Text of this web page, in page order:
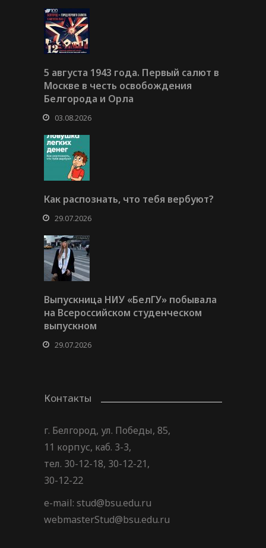
5 августа 1943 года. Первый салют в
Москве в честь освобождения
Белгорода и Орла
03.08.2026
Как распознать, что тебя вербуют?
29.07.2026
Выпускница НИУ «БелГУ» побывала
на Всероссийском студенческом
выпускном
29.07.2026
Контакты
г. Белгород, ул. Победы, 85,
11 корпус, каб. 3-3,
тел. 30-12-18, 30-12-21,
30-12-22
e-mail: stud@bsu.edu.ru
webmasterStud@bsu.edu.ru